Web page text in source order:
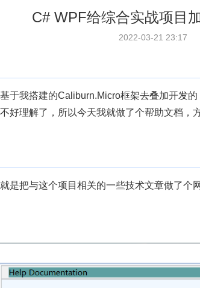
C# WPF给综合实战项目
2022-03-21 23:17
于我搭建的Caliburn.Micro框架去叠加开发
好理解了，所以今天我就做了个帮助文档，
是把与这个项目相关的一些技术文章做了个